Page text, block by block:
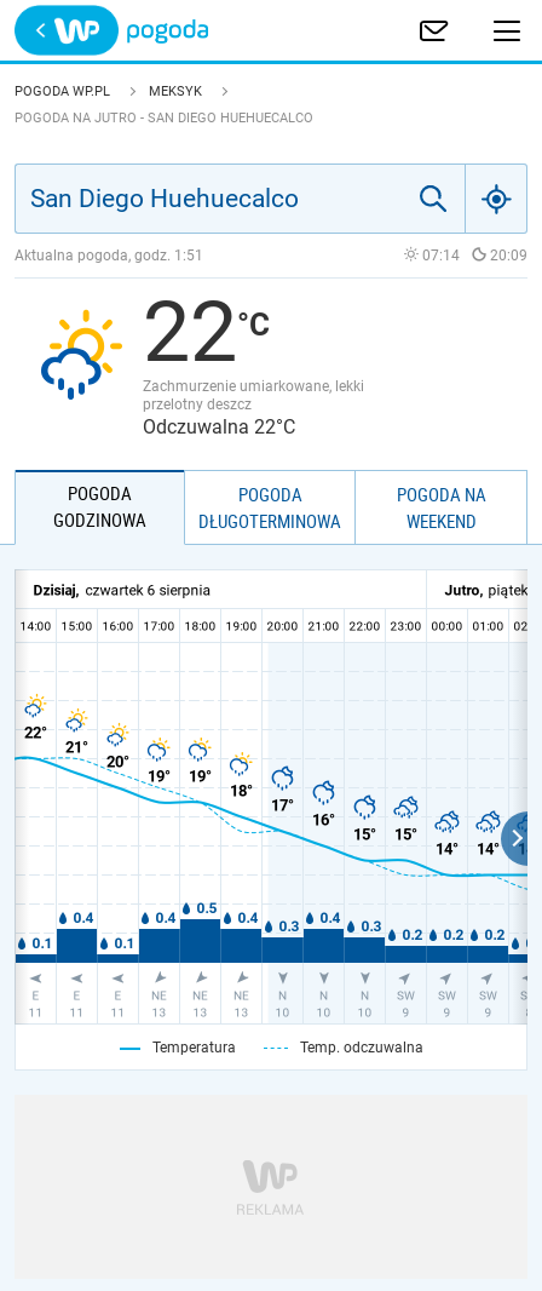
Trwa ładowanie
POLSKA
JAKOŚĆ POWIETRZA
POGODA WP.PL
MEKSYK
POGODA NA JUTRO - SAN DIEGO HUEHUECALCO
Aktualna pogoda, godz. 1:51 07:14 20:09
22
Zachmurzenie umiarkowane, lekki
przelotny deszcz
Odczuwalna 22°C
POGODA
GODZINOWA
POGODA
DŁUGOTERMINOWA
POGODA NA
WEEKEND
Temperatura Temp. odczuwalna